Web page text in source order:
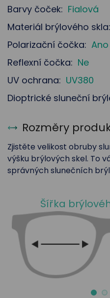
Barvy čoček: Fialová
Materiál brýlového skla:
Polarizační čočka: Ano
Reflexní čočka: Ne
UV ochrana: UV380
Dioptrické sluneční
Rozměry
Zjistěte velikost obruby
výšku brýlových skel. To
správných slunečních
Šířka